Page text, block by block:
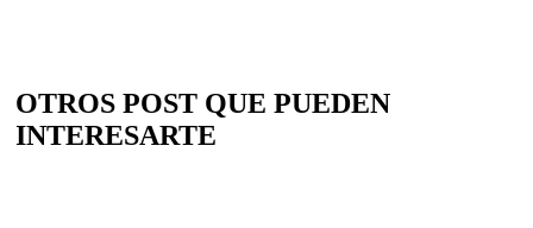
OTROS POST QUE PUEDEN
INTERESARTE